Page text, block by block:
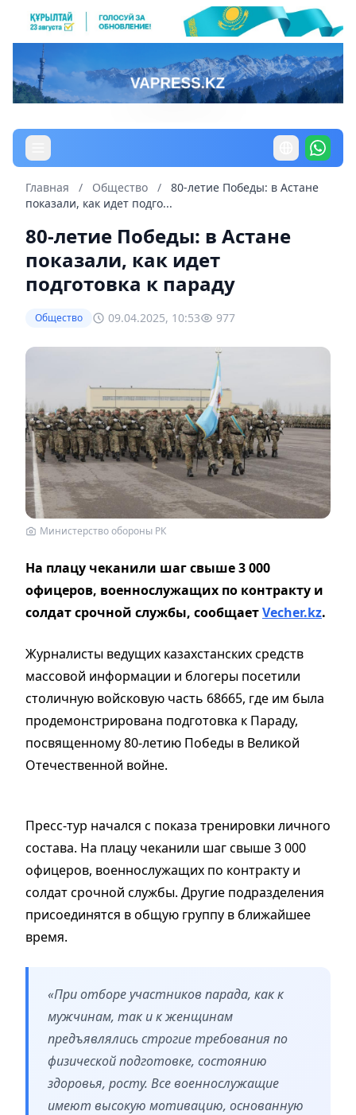
Главная / Общество /
80-летие Победы: в Астане
показали, как идет подго...
80-летие Победы: в Астане
показали, как идет
подготовка к параду
Общество 09.04.2025, 10:53 977
Министерство обороны РК
На плацу чеканили шаг свыше 3 000
офицеров, военнослужащих по контракту и
солдат срочной службы, сообщаетVecher.kz.
Журналисты ведущих казахстанских средств
массовой информации и блогеры посетили
столичную войсковую часть 68665, где им была
продемонстрирована подготовка к Параду,
посвященному 80-летию Победы в Великой
Отечественной войне.
Пресс-тур начался с показа тренировки личного
состава. На плацу чеканили шаг свыше 3 000
офицеров, военнослужащих по контракту и
солдат срочной службы. Другие подразделения
присоединятся в общую группу в ближайшее
время.
«При отборе участников парада, как к
мужчинам, так и к женщинам
предъявлялись строгие требования по
физической подготовке, состоянию
здоровья, росту. Все военнослужащие
имеют высокую мотивацию, основанную